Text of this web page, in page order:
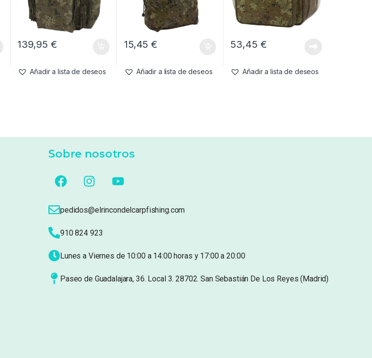
139,95 €
Añadir a lista de deseos
15,45€
Añadir a lista de deseos
53,45 €
Añadir a lista de deseos
Sobre nosotros
pedidos@elrincondelcarpfishing.com
910 824 923
Lunes a Viernes de 10:00 a 14:00 horas y 17:00 a 20:00
Paseo de Guadalajara, 36. Local 3. 28702. San Sebastián De Los Reyes (Madrid)